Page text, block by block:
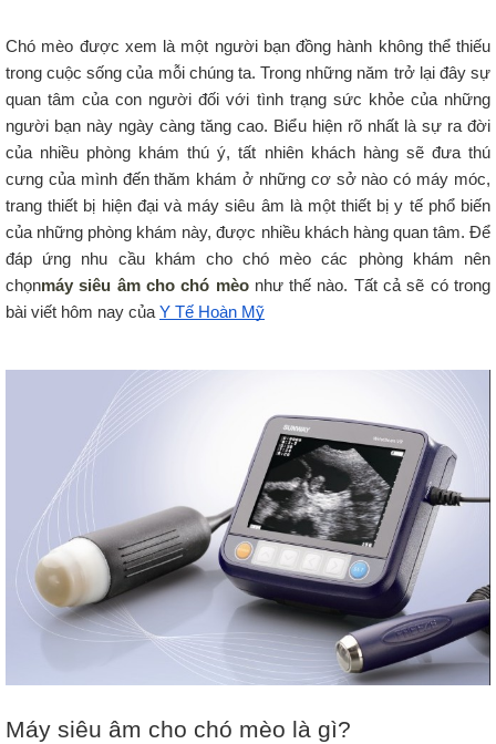
Chó mèo được xem là một người bạn đồng hành không thể thiếu
trong cuộc sống của mỗi chúng ta. Trong những năm trở lại đây sự
quan tâm của con người đối với tình trạng sức khỏe của những
người bạn này ngày càng tăng cao. Biểu hiện rõ nhất là sự ra đời
của nhiều phòng khám thú ý, tất nhiên khách hàng sẽ đưa thú
cưng của mình đến thăm khám ở những cơ sở nào có máy móc,
trang thiết bị hiện đại và máy siêu âm là một thiết bị y tế phổ biến
của những phòng khám này, được nhiều khách hàng quan tâm. Để
đáp ứng nhu cầu khám cho chó mèo các phòng khám nên
chọnmáy siêu âm cho chó mèo như thế nào. Tất cả sẽ có trong
bài viết hôm nay của Y Tế Hoàn Mỹ
Máy siêu âm cho chó mèo là gì?